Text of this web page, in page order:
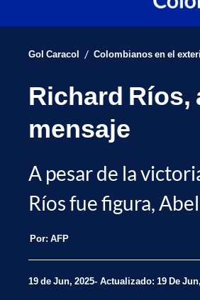
Gol Caracol / Colombianos en el
Richard Ríos,
mensaje
A pesar de la
Ríos fue figura,
Por: AFP
19 de Jun, 2025 Actualizado: 19 De